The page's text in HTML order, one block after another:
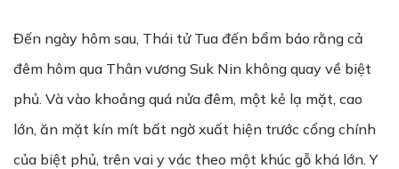
Đến ngày hôm sau, Thái tử Tua đến bẩm báo rằng cả
đêm hôm qua Thân vương Suk Nin không quay về biệt
phủ. Và vào khoảng quá nửa đêm, một kẻ lạ mặt, cao
lớn, ăn mặt kín mít bất ngờ xuất hiện trước cổng chính
của biệt phủ, trên vai y vác theo một khúc gỗ khá lớn. Y